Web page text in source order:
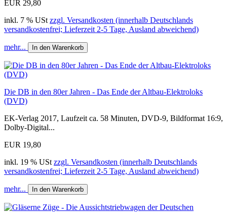
EUR 29,80
inkl. 7 % USt zzgl. Versandkosten (innerhalb Deutschlands
versandkostenfrei; Lieferzeit 2-5 Tage, Ausland abweichend)
mehr... In den Warenkorb
Die DB in den 80er Jahren - Das Ende der Altbau-Elektroloks
(DVD)
EK-Verlag 2017, Laufzeit ca. 58 Minuten, DVD-9, Bildformat 16:9,
Dolby-Digital...
EUR 19,80
inkl. 19 % USt zzgl. Versandkosten (innerhalb Deutschlands
versandkostenfrei; Lieferzeit 2-5 Tage, Ausland abweichend)
mehr... In den Warenkorb